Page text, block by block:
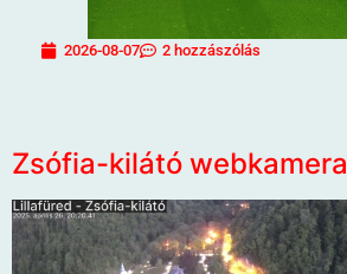
2026-08-07 2 hozzászólás
Zsófia-kilátó webkamera